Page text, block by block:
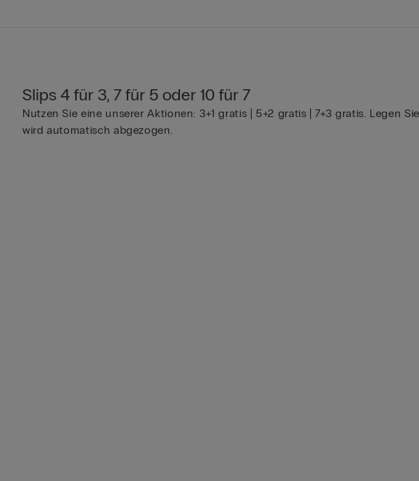
Slips 4 für 3, 7 für 5 oder 10 für 7
Nutzen Sie eine unserer Aktionen: 3+1 gratis | 5+2 gratis | 7+3 gratis. Legen
wird automatisch abgezogen.